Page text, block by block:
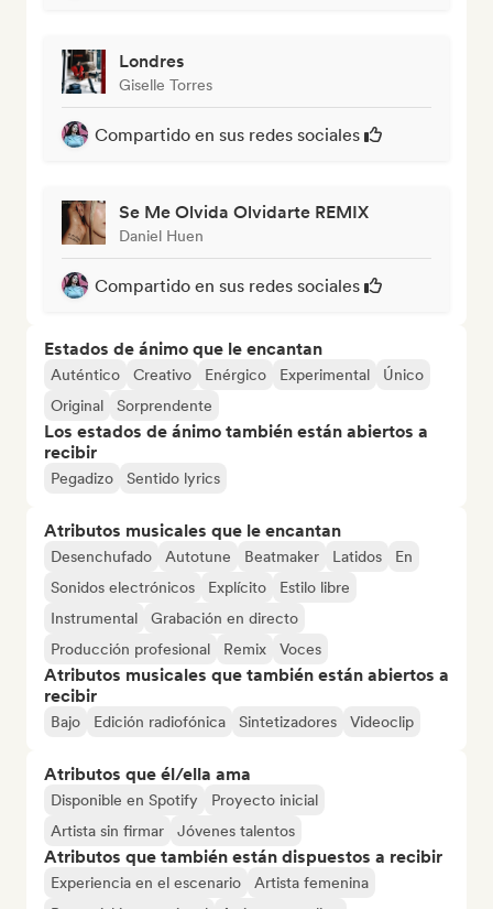
Londres
Giselle Torres
Compartido en sus redes sociales
Se Me Olvida Olvidarte REMIX
Daniel Huen
Compartido en sus redes sociales
Estados de ánimo que le encantan
Auténtico Creativo Enérgico Experimental
Único
Original
Sorprendente
Los estados de ánimo también están abiertos a
recibir
Pegadizo Sentido lyrics
Atributos musicales que le encantan
Desenchufado Autotune Beatmaker Latidos
En
Sonidos electrónicos
Explícito
Estilo libre
Instrumental
Grabación en directo
Producción profesional
Remix Voces
Atributos musicales que también están abiertos a
recibir
Bajo Edición radiofónica Sintetizadores Videoclip
Atributos que él/ella ama
Disponible en Spotify
Proyecto inicial
Artista sin firmar
Jóvenes talentos
Atributos que también están dispuestos a recibir
Experiencia en el escenario
Artista femenina